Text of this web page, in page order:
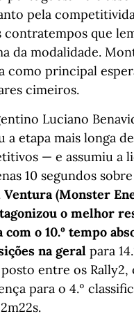
pela
que
da modalidade.
como principal
cimeiros.
Luciano
a etapa mais longa
— e assumiu a
10 segundos
(Monster
o melhor
o 10.º tempo
na geral para
entre os Rally2,
para o 4.º